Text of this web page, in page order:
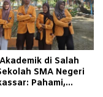
di Salah
SMA Negeri
Pahami,